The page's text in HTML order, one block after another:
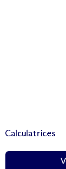
Calculatrices